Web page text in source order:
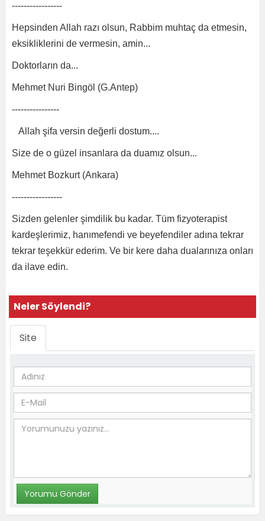
-----------------
Hepsinden Allah razı olsun, Rabbim muhtaç da etmesin,
eksikliklerini de vermesin, amin...
Doktorların da...
Mehmet Nuri Bingöl (G.Antep)
----------------
Allah şifa versin değerli dostum....
Size de o güzel insanlara da duamız olsun...
Mehmet Bozkurt (Ankara)
-----------------
Sizden gelenler şimdilik bu kadar. Tüm fizyoterapist
kardeşlerimiz, hanımefendi ve beyefendiler adına tekrar
tekrar teşekkür ederim. Ve bir kere daha dualarınıza onları
da ilave edin.
Neler Söylendi?
Site